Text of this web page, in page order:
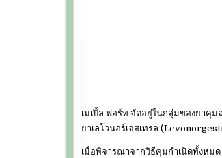
เมเปิ้ล ฟอร์ท จัดอยู่ในกลุ่มของยาคุ
ยาเลโวนอร์เจสเทรล
เมื่อพิจารณาจากวิธีคุมกำเนิดทั้งหม